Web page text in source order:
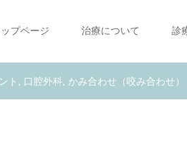
ップページ 治療について 診
ト 口腔外科 かみ合わせ（咬み合わせ）